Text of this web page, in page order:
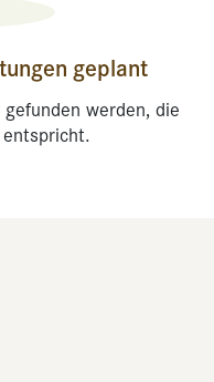
geplant
werden, die